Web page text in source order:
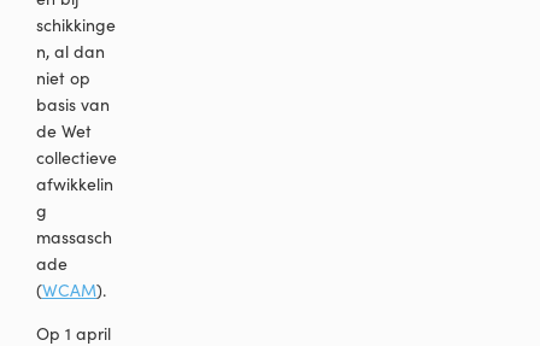
schikkinge
n, al dan
niet op
basis van
de Wet
collectieve
afwikkelin
g
massasch
ade
(WCAM).
Op 1 april